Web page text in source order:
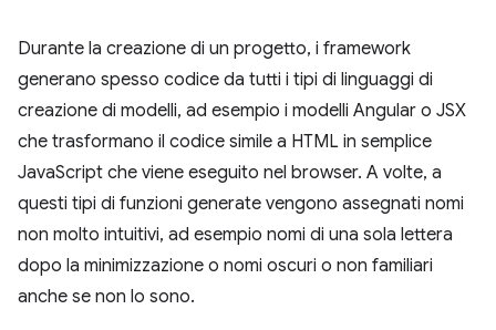
Durante la creazione di un progetto, i framework
generano spesso codice da tutti i tipi di linguaggi di
creazione di modelli, ad esempio i modelli Angular o JSX
che trasformano il codice simile a HTML in semplice
JavaScript che viene eseguito nel browser. A volte, a
questi tipi di funzioni generate vengono assegnati nomi
non molto intuitivi, ad esempio nomi di una sola lettera
dopo la minimizzazione o nomi oscuri o non familiari
anche se non lo sono.